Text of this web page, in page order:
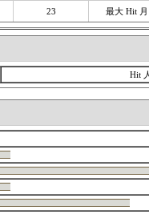
23 最大 Hit 月
Hit